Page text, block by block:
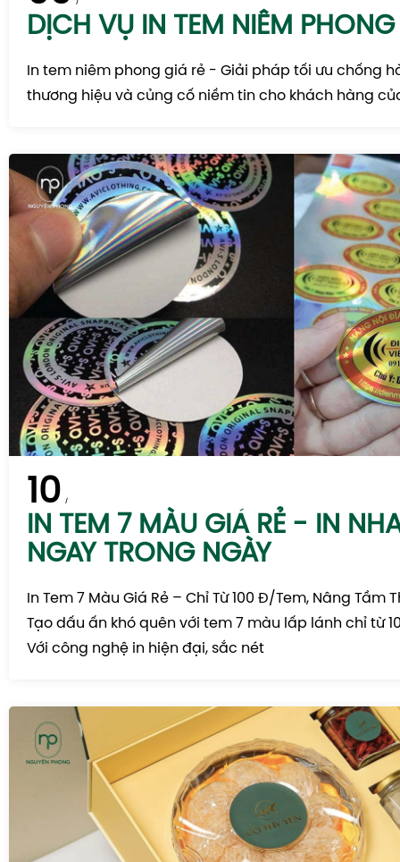
DỊCH VỤ IN TEM NIÊM PHONG
In tem niêm phong giá rẻ - Giải pháp tối ưu chống
thương hiệu và củng cố niềm tin cho khách hàng
10
IN TEM 7 MÀU GIÁ RẺ - IN
NGAY TRONG NGÀY
In Tem 7 Màu Giá Rẻ – Chỉ Từ 100 Đ/Tem, Nâng Tầm
Tạo dấu ấn khó quên với tem 7 màu lấp lánh chỉ từ
Với công nghệ in hiện đại, sắc nét